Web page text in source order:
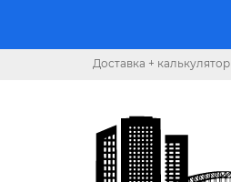
Доставка + калькулятор